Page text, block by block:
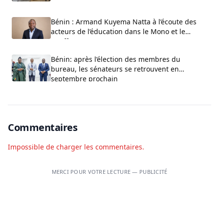
Bénin : Armand Kuyema Natta à l’écoute des
acteurs de l’éducation dans le Mono et le
Couffo
Bénin: après l’élection des membres du
bureau, les sénateurs se retrouvent en
septembre prochain
Commentaires
Impossible de charger les commentaires.
MERCI POUR VOTRE LECTURE — PUBLICITÉ